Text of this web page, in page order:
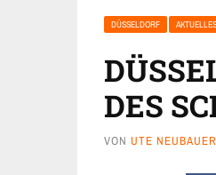
DÜSSELDORF AKTUELLES
DES
VON UTE NEUBAUER